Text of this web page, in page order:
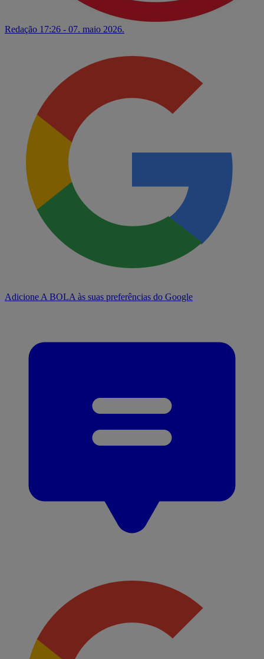
Redação 17:26 - 07. maio 2026.
Adicione A BOLA às suas preferências do Google